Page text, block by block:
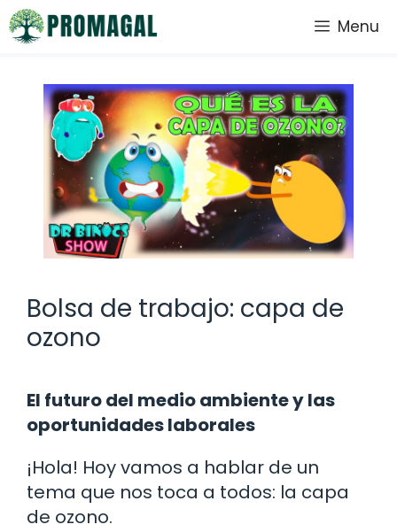
Saltar
al
Menu
Bolsa de trabajo: capa de
ozono
El futuro del medio ambiente y las
oportunidades laborales
¡Hola! Hoy vamos a hablar de un
tema que nos toca a todos: la capa
de ozono.